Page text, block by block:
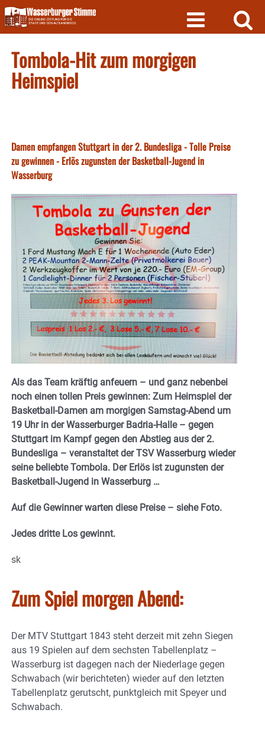
Skip
to
content
Tombola-Hit zum morgigen
Heimspiel
Damen empfangen Stuttgart in der 2. Bundesliga - Tolle Preise
zu gewinnen - Erlös zugunsten der Basketball-Jugend in
Wasserburg
Als das Team kräftig anfeuern – und ganz nebenbei
noch einen tollen Preis gewinnen: Zum Heimspiel der
Basketball-Damen am morgigen Samstag-Abend um
19 Uhr in der Wasserburger Badria-Halle – gegen
Stuttgart im Kampf gegen den Abstieg aus der 2.
Bundesliga – veranstaltet der TSV Wasserburg wieder
seine beliebte Tombola. Der Erlös ist zugunsten der
Basketball-Jugend in Wasserburg …
Auf die Gewinner warten diese Preise – siehe Foto.
Jedes dritte Los gewinnt.
sk
Zum Spiel morgen Abend:
Der MTV Stuttgart 1843 steht derzeit mit zehn Siegen
aus 19 Spielen auf dem sechsten Tabellenplatz –
Wasserburg ist dagegen nach der Niederlage gegen
Schwabach (wir berichteten) wieder auf den letzten
Tabellenplatz gerutscht, punktgleich mit Speyer und
Schwabach.